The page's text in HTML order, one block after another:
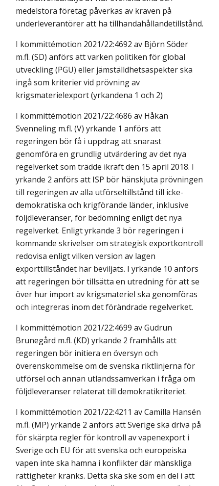
medelstora företag påverkas av kraven på
underleverantörer att ha tillhandahållandetillstånd.
I kommittémotion 2021/22:4692 av Björn Söder
m.fl. (SD) anförs att varken politiken för global
utveckling (PGU) eller jämställdhetsaspekter ska
ingå som kriterier vid prövning av
krigsmaterielexport (yrkandena 1 och 2)
I kommittémotion 2021/22:4686 av Håkan
Svenneling m.fl. (V) yrkande 1 anförs att
regeringen bör få i uppdrag att snarast
genomföra en grundlig utvärdering av det nya
regelverket som trädde ikraft den 15 april 2018. I
yrkande 2 anförs att ISP bör hänskjuta prövningen
till regeringen av alla utförseltillstånd till icke-
demokratiska och krigförande länder, inklusive
följdleveranser, för bedömning enligt det nya
regelverket. Enligt yrkande 3 bör regeringen i
kommande skrivelser om strategisk exportkontroll
redovisa enligt vilken version av lagen
exporttillståndet har beviljats. I yrkande 10 anförs
att regeringen bör tillsätta en utredning för att se
över hur import av krigsmateriel ska genomföras
och integreras inom det förändrade regelverket.
I kommittémotion 2021/22:4699 av Gudrun
Brunegård m.fl. (KD) yrkande 2 framhålls att
regeringen bör initiera en översyn och
överenskommelse om de svenska riktlinjerna för
utförsel och annan utlandssamverkan i fråga om
följdleveranser relaterat till demokratikriteriet.
I kommittémotion 2021/22:4211 av Camilla Hansén
m.fl. (MP) yrkande 2 anförs att Sverige ska driva på
för skärpta regler för kontroll av vapenexport i
Sverige och EU för att svenska och europeiska
vapen inte ska hamna i konflikter där mänskliga
rättigheter kränks. Detta ska ske som en del i att